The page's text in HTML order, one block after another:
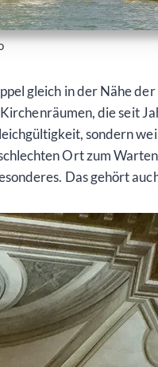
gleich in der Nähe
die seit
sondern
Ort zum
Das gehört